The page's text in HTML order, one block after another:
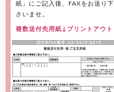
紙」にご記入後、FAXをお送り下
さいませ。
複数送付先用紙↓プリントアウト